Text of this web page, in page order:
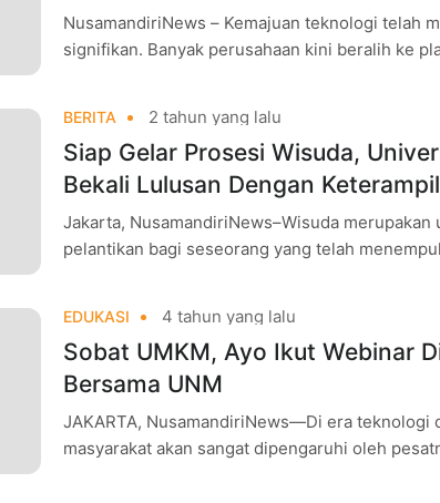
NusamandiriNews – Kemajuan teknologi telah
signifikan. Banyak perusahaan kini beralih ke
BERITA 2 tahun yang lalu
Siap Gelar Prosesi Wisuda,
Bekali Lulusan Dengan
Jakarta, NusamandiriNews–Wisuda merupakan
pelantikan bagi seseorang yang telah
EDUKASI 4 tahun yang lalu
Sobat UMKM, Ayo Ikut Webinar
Bersama UNM
JAKARTA, NusamandiriNews—Di era teknologi
masyarakat akan sangat dipengaruhi oleh